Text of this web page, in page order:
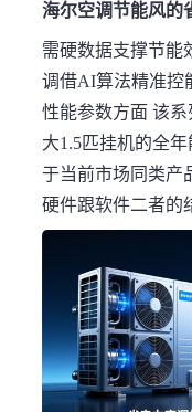
海尔空调节能风的
需硬数据支撑节能
调借AI算法精准控
性能参数方面 该
大1.5匹挂机的全
于当前市场同类产
硬件跟软件二者的